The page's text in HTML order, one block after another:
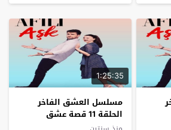
1:25:35
مسلسل العشق الفاخر
الحلقة 11 قصة عشق